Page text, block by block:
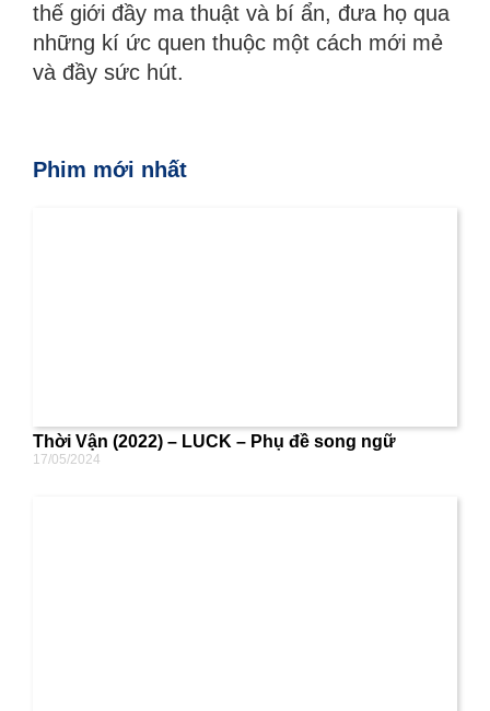
thế giới đầy ma thuật và bí ẩn, đưa họ qua
những kí ức quen thuộc một cách mới mẻ
và đầy sức hút.
Phim mới nhất
Thời Vận (2022) – LUCK – Phụ đề song ngữ
17/05/2024